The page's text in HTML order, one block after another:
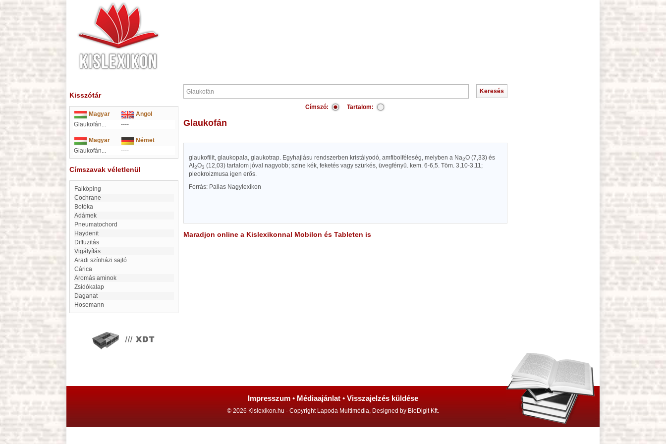
Kisszótár
Magyar
Angol
Glaukofán...
----
Magyar
Német
Glaukofán...
----
Címszavak véletlenül
Falköping
Cochrane
Botóka
Adámek
Pneumatochord
Haydenit
Diffuzitás
Vigályítás
aradi színházi sajtó
Cárica
Aromás aminok
Zsidókalap
Daganat
Hosemann
Címszó: Tartalom:
Glaukofán
glaukofilit, glaukopala, glaukotrap. Egyhajlásu rendszerben kristályodó, amfibolféleség, melyben a Na2O (7,33) és
Al 2O3 (12,03) tartalom jóval nagyobb; szine kék, feketés vagy szürkés, üvegfényü. kem. 6-6,5. Töm. 3,10-3,11;
pleokroizmusa igen erős.
Forrás: Pallas Nagylexikon
Maradjon online a Kislexikonnal Mobilon és Tableten is
Impresszum • Médiaajánlat • Visszajelzés küldése
© 2026 Kislexikon.hu - Copyright Lapoda Multimédia, Designed by BioDigit Kft.